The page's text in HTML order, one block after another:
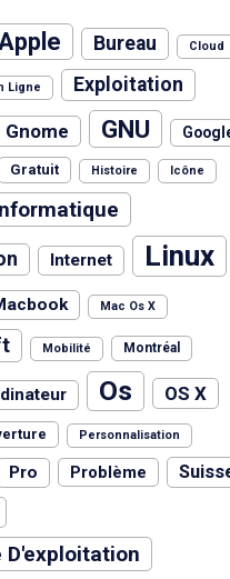
Bureau Cloud
Ligne Exploitation
Gnome GNU
Gratuit Histoire Icône
Internet Linux
Mac Os X
Mobilité Montréal
Os OS X
Personnalisation
Pro Problème
D'exploitation